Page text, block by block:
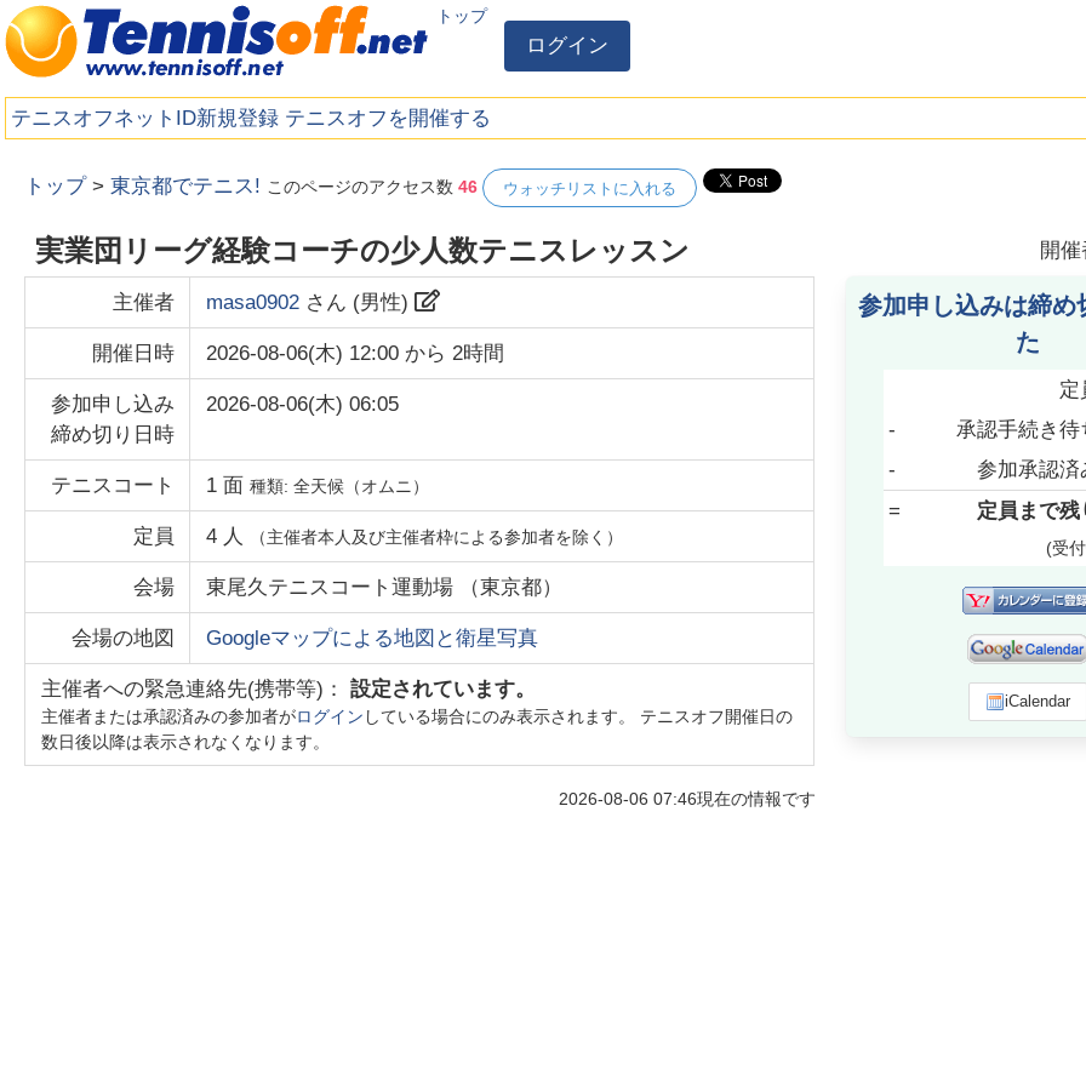
トップ
ログイン
テニスオフネットID新規登録 テニスオフを開催する
トップ >東京都でテニス! このページのアクセス数46 ウォッチリストに入れる
実業団リーグ経験コーチの少人数テニスレッスン 開
主催者 masa0902 さん (男性)
開催日時 2026-08-06(木) 12:00 から2時間
参加申し込み
締め切り日時
2026-08-06(木) 06:05
テニスコート 1 面種類:全天候（オムニ）
定員 4 人 （主催者本人及び主催者枠による参加者を除く）
会場 東尾久テニスコート運動場 （東京都）
会場の地図 Googleマップによる地図と衛星写真
主催者への緊急連絡先(携帯等)：設定されています。
主催者または承認済みの参加者がログイン している場合にのみ表示されます。 テニスオフ開催日の
数日後以降は表示されなくなります。
2026-08-06 07:46現在の情報です
参加申し込みは締め
た
定
-
承認手続き待
-
参加承認済
=
定員まで残
(受
iCalendar